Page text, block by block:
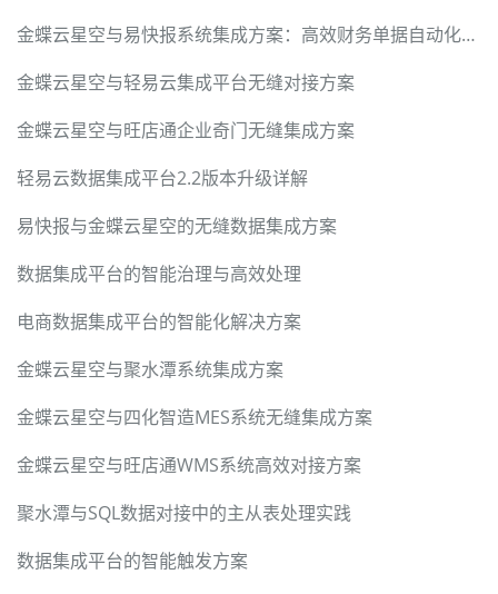
金蝶云星空与易快报系统集成方案：高效财务单据自动化流转
金蝶云星空与轻易云集成平台无缝对接方案
金蝶云星空与旺店通企业奇门无缝集成方案
轻易云数据集成平台2.2版本升级详解
易快报与金蝶云星空的无缝数据集成方案
数据集成平台的智能治理与高效处理
电商数据集成平台的智能化解决方案
金蝶云星空与聚水潭系统集成方案
金蝶云星空与四化智造MES系统无缝集成方案
金蝶云星空与旺店通WMS系统高效对接方案
聚水潭与SQL数据对接中的主从表处理实践
数据集成平台的智能触发方案